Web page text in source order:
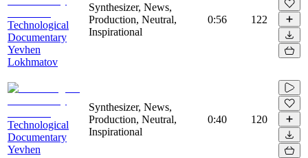
Technological
Documentary
Yevhen
Lokhmatov
Synthesizer, News,
Production, Neutral,
Inspirational
0:56 122
Technological
Documentary
Yevhen
Synthesizer, News,
Production, Neutral,
Inspirational
0:40 120